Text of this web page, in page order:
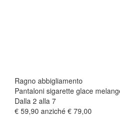
Ragno abbigliamento
Pantaloni sigarette glace
Dalla 2 alla 7
€ 59,90 anziché € 79,00